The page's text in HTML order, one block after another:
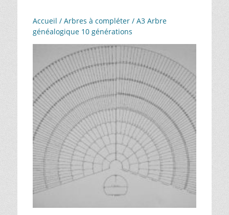
Accueil / Arbres à compléter / A3 Arbre
généalogique 10 générations